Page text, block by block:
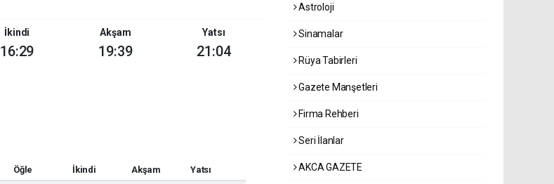
İkindi
16:29
Akşam
19:39
Yatsı
21:04
Öğle İkindi Akşam Yatsı
Astroloji
Sinamalar
Rüya Tabirleri
Gazete Manşetleri
Firma Rehberi
Seri İlanlar
AKCA GAZETE